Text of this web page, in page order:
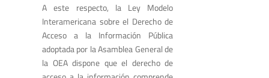
A este respecto, la Ley Modelo
Interamericana sobre el Derecho de
Acceso a la Información Pública
adoptada por la Asamblea General de
la OEA dispone que el derecho de